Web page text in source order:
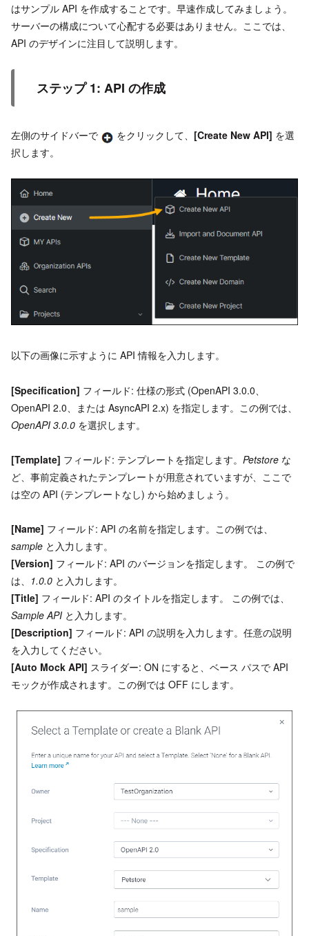
はサンプル API を作成することです。早速作成してみましょう。
サーバーの構成について心配する必要はありません。ここでは、
API のデザインに注目して説明します。
ステップ 1: API の作成
左側のサイドバーで をクリックして、 [Create New API] を選
択します。
以下の画像に示すように API 情報を入力します。
[Specification] フィールド: 仕様の形式 (OpenAPI 3.0.0、
OpenAPI 2.0、または AsyncAPI 2.x) を指定します。この例では、
OpenAPI 3.0.0 を選択します。
[Template] フィールド: テンプレートを指定します。 Petstore な
ど、事前定義されたテンプレートが用意されていますが、ここで
は空の API (テンプレートなし) から始めましょう。
[Name] フィールド: API の名前を指定します。この例では、
sample と入力します。
[Version] フィールド: API のバージョンを指定します。 この例で
は、 1.0.0 と入力します。
[Title] フィールド: API のタイトルを指定します。 この例では、
Sample API と入力します。
[Description] フィールド: API の説明を入力します。任意の説明
を入力してください。
[Auto Mock API] スライダー: ON にすると、ベース パスで API
モックが作成されます。この例では OFF にします。